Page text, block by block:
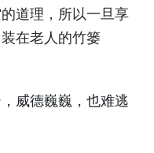
道理，所以一旦享
在老人的竹篓
威德巍巍，也难逃